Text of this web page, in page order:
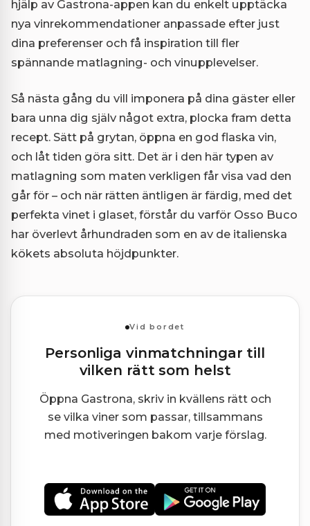
hjälp av Gastrona-appen kan du enkelt upptäcka
nya vinrekommendationer anpassade efter just
dina preferenser och få inspiration till fler
spännande matlagning- och vinupplevelser.
Så nästa gång du vill imponera på dina gäster eller
bara unna dig själv något extra, plocka fram detta
recept. Sätt på grytan, öppna en god flaska vin,
och låt tiden göra sitt. Det är i den här typen av
matlagning som maten verkligen får visa vad den
går för – och när rätten äntligen är färdig, med det
perfekta vinet i glaset, förstår du varför Osso Buco
har överlevt århundraden som en av de italienska
kökets absoluta höjdpunkter.
Vid bordet
Personliga vinmatchningar till
vilken rätt som helst
Öppna Gastrona, skriv in kvällens rätt och
se vilka viner som passar, tillsammans
med motiveringen bakom varje förslag.